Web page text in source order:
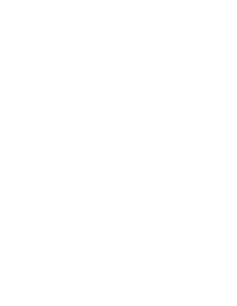
送しています
送しています